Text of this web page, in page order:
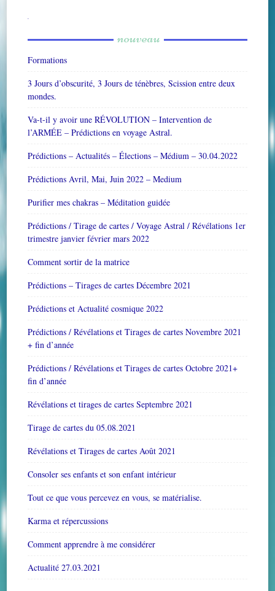
W
nd
nouveau
Formations
3 Jours d’obscurité, 3 Jours de ténèbres, Scission entre deux
mondes.
Va-t-il y avoir une RÉVOLUTION – Intervention de
l’ARMÉE – Prédictions en voyage Astral.
Prédictions – Actualités – Élections – Médium – 30.04.2022
Prédictions Avril, Mai, Juin 2022 – Medium
Purifier mes chakras – Méditation guidée
Prédictions / Tirage de cartes / Voyage Astral / Révélations 1er
trimestre janvier février mars 2022
Comment sortir de la matrice
Prédictions – Tirages de cartes Décembre 2021
Prédictions et Actualité cosmique 2022
Prédictions / Révélations et Tirages de cartes Novembre 2021
+ fin d’année
Prédictions / Révélations et Tirages de cartes Octobre 2021+
fin d’année
Révélations et tirages de cartes Septembre 2021
Tirage de cartes du 05.08.2021
Révélations et Tirages de cartes Août 2021
Consoler ses enfants et son enfant intérieur
Tout ce que vous percevez en vous, se matérialise.
Karma et répercussions
Comment apprendre à me considérer
Actualité 27.03.2021